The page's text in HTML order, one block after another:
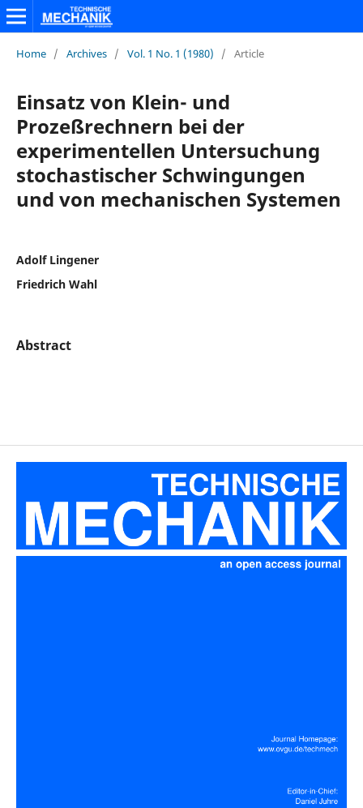
Home / Archives / Vol. 1 No. 1 (1980) / Article
Einsatz von Klein- und
Prozeßrechnern bei der
experimentellen Untersuchung
stochastischer Schwingungen
und von mechanischen Systemen
Adolf Lingener
Friedrich Wahl
Abstract